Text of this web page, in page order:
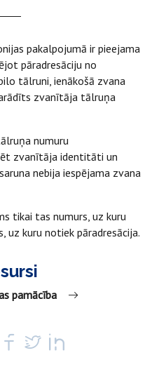
pakalpojumā ir pieejama
pāradresāciju no
tālruni, ienākošā zvana
zvanītāja tālruņa
numuru
zvanītāja identitāti un
nebija iespējama zvana
tikai tas numurs, uz kuru
uz kuru notiek pāradresācija.
pamācība